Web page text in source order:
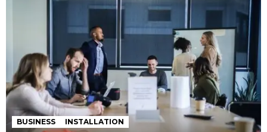
BUSINESS INSTALLATION